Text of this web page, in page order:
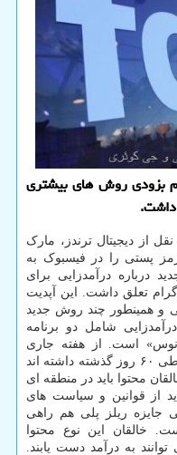
بزودی روش های بیشتری
داشت.
از دیجیتال ترندز، مارک
پستی را در فیسبوک به
درباره درآمدزایی برای
تعلق داشت. این آپدیت
و همینطور چند روش جدید
شامل دو برنامه
است. از هفته جاری
خالقان محتوایی که حداقل هزار فالور طی ۶۰ روز گذشته داشته اند
محتوا باید در منطقه ای
از قوانین و سیاست های
جایزه ریلز پلی هم راهی
خالقان این نوع محتوا
به درآمد دست یابند.